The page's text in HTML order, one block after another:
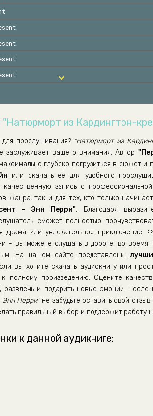
"Натюрморт из Кардингтон-
для прослушивания? "Натюрморт из
заслуживает вашего внимания. Автор
глубоко погрузиться в сюжет и
или скачать её для удобного
запись с
жанра, так и для тех, кто только
- Энн Перри". Благодаря
сможет полностью
драма или увлекательное приключение.
- вы можете слушать в дороге, во время
На нашем сайте представлены
вы хотите скачать аудиокнигу или
полному произведению. Оцените
развлечь и подарить новые эмоции. После
Энн Перри"не забудьте оставить свой
правильный выбор и поддержит работу
к данной аудикниге: